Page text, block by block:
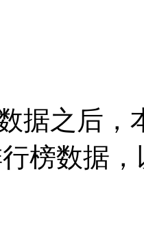
据之后
榜数据